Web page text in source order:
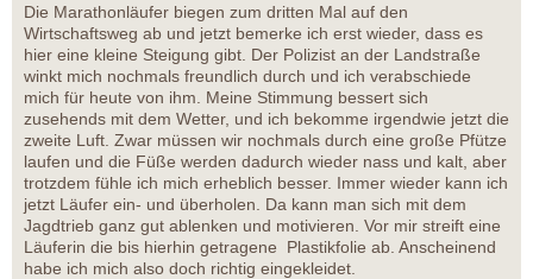
Die Marathonläufer biegen zum dritten Mal auf den
Wirtschaftsweg ab und jetzt bemerke ich erst wieder, dass es
hier eine kleine Steigung gibt. Der Polizist an der Landstraße
winkt mich nochmals freundlich durch und ich verabschiede
mich für heute von ihm. Meine Stimmung bessert sich
zusehends mit dem Wetter, und ich bekomme irgendwie jetzt die
zweite Luft. Zwar müssen wir nochmals durch eine große Pfütze
laufen und die Füße werden dadurch wieder nass und kalt, aber
trotzdem fühle ich mich erheblich besser. Immer wieder kann ich
jetzt Läufer ein- und überholen. Da kann man sich mit dem
Jagdtrieb ganz gut ablenken und motivieren. Vor mir streift eine
Läuferin die bis hierhin getragene Plastikfolie ab. Anscheinend
habe ich mich also doch richtig eingekleidet.